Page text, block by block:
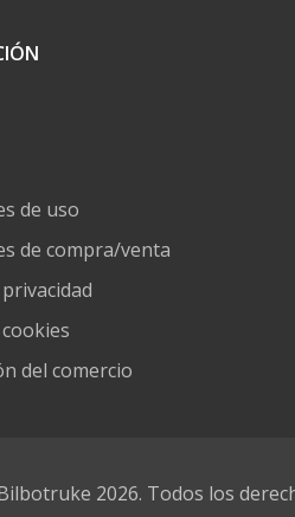
de uso
de compra/venta
del comercio
2026. Todos los